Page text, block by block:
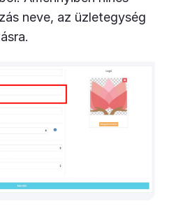
neve, az üzletegység